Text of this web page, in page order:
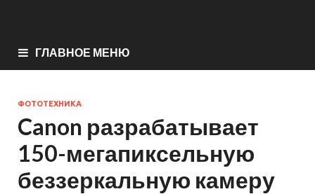
ГЛАВНОЕ МЕНЮ
ФОТОТЕХНИКА
Canon разрабатывает
150-мегапиксельную
беззеркальную камеру